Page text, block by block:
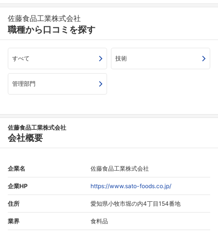
フォローしました
こちらの企業もフォローしませんか？
佐藤食品工業株式会社
職種から口コミを探す
すべて 技術
管理部門
佐藤食品工業株式会社
会社概要
企業名 佐藤食品工業株式会社
企業HP https://www.sato-foods.co.jp/
住所 愛知県小牧市堀の内4丁目154番地
業界 食料品